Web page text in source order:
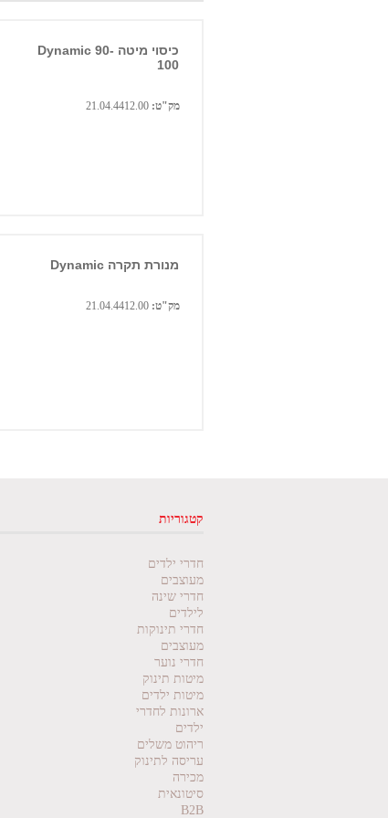
כיסוי מיטה Dynamic 90-
100
מק"ט:
מנורת תקרה Dynamic
מק"ט:
קטגוריות
חדרי ילדים
מעוצבים
חדרי שינה
לילדים
חדרי תינוקות
מעוצבים
חדרי נוער
מיטות תינוק
מיטות ילדים
ארונות לחדרי
ילדים
ריהוט משלים
עריסה לתינוק
מכירה
סיטונאית
B2B